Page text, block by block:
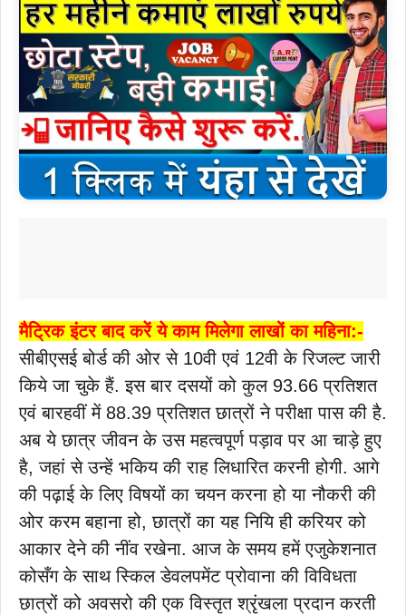
मैट्रिक इंटर बाद करें ये काम मिलेगा लाखों का महिना:-
सीबीएसई बोर्ड की ओर से 10वी एवं 12वी के रिजल्ट जारी
किये जा चुके हैं. इस बार दसयों को कुल 93.66 प्रतिशत
एवं बारहवीं में 88.39 प्रतिशत छात्रों ने परीक्षा पास की है.
अब ये छात्र जीवन के उस महत्वपूर्ण पड़ाव पर आ चाड़े हुए
है, जहां से उन्हें भकिय की राह लिधारित करनी होगी. आगे
की पढ़ाई के लिए विषयों का चयन करना हो या नौकरी की
ओर करम बहाना हो, छात्रों का यह नियि ही करियर को
आकार देने की नींव रखेना. आज के समय हमें एजुकेशनात
कोसँग के साथ स्किल डेवलपमेंट प्रोवाना की विविधता
छात्रों को अवसरो की एक विस्तृत श्रृंखला प्रदान करती